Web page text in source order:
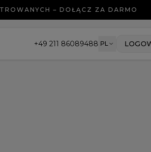
– DOŁĄCZ ZA DARMO
+49 211 86089488 PL